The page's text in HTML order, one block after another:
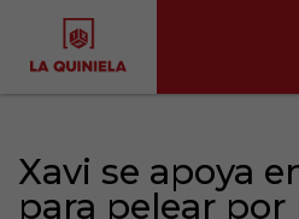
Xavi se apoya
para pelear por